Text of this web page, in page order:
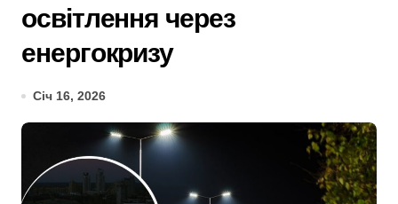
освітлення через
енергокризу
Січ 16, 2026